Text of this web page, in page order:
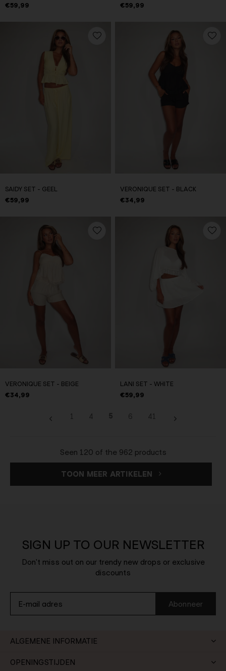
€59,99
€59,99
SAIDY SET - GEEL
€59,99
VERONIQUE SET - BLACK
€34,99
VERONIQUE SET - BEIGE
€34,99
LANI SET - WHITE
€59,99
1 4 5 6 41
Seen 120 of the 962 products
TOON MEER ARTIKELEN
SIGN UP TO OUR NEWSLETTER
Don't miss out on our trendy new drops or exclusive
discounts
Abonneer
ALGEMENE INFORMATIE
OPENINGSTIJDEN